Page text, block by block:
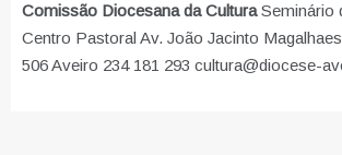
Comissão Diocesana da CulturaSeminário
Centro Pastoral Av. João Jacinto
506 Aveiro 234 181 293 cultura@diocese-